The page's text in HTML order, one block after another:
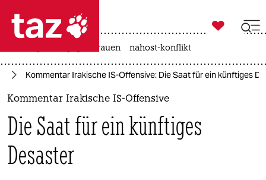
 taz zahl ich
taz zahl ich
politik
öko

taz zahl ich
gewalt gegen frauen nahost-konflikt
Kommentar Irakische IS-Offensive: Die Saat für ein künftiges
Kommentar Irakische IS-Offensive
Die Saat für ein künftiges
Desaster